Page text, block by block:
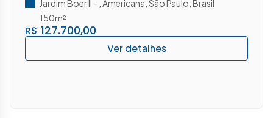
R$ 127.700,00
Jardim Boer II Americana São Paulo Brasil
150m²